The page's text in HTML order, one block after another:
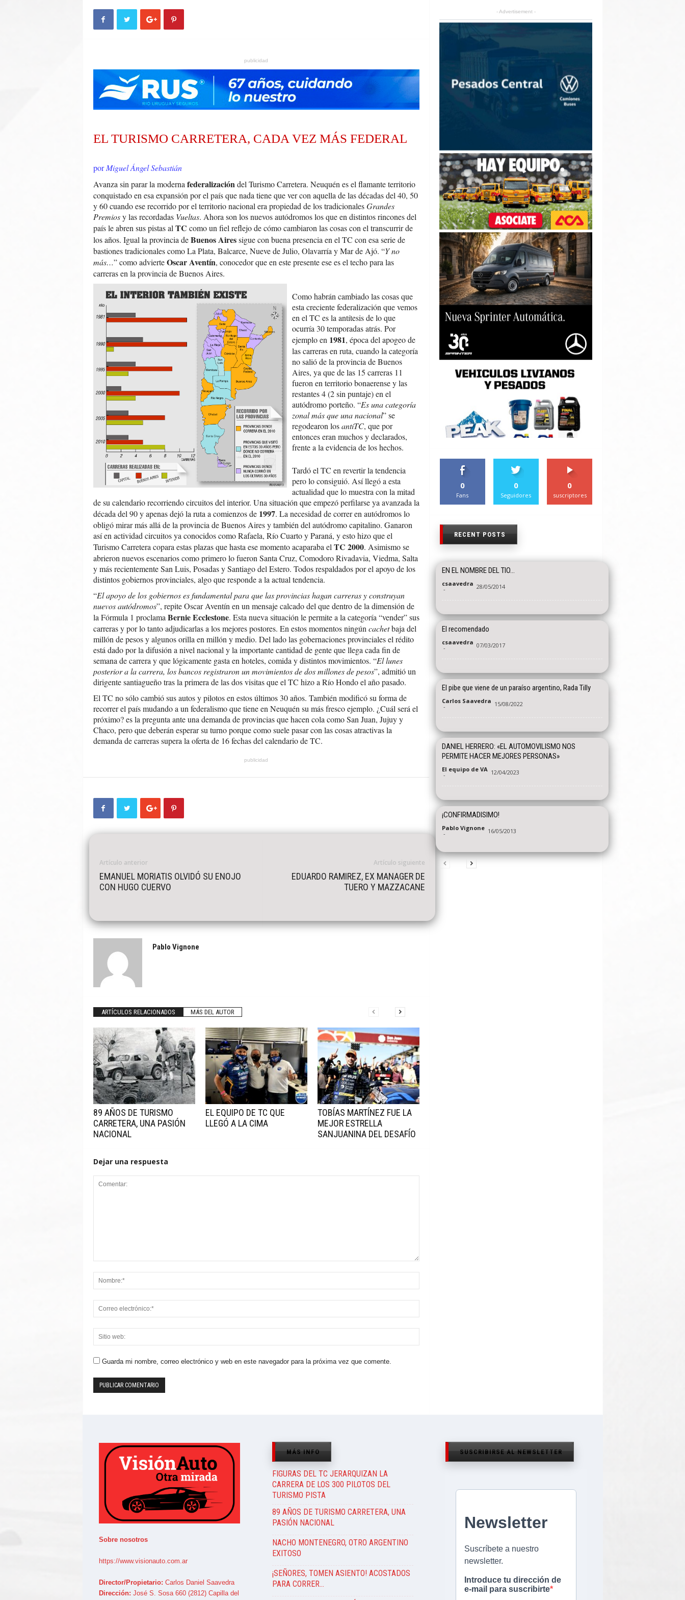
publicidad
EL TURISMO CARRETERA, CADA VEZ MÁS FEDERAL
porMiguel Ángel Sebastián
Avanza sin parar la moderna federalización del Turismo Carretera. Neuquén es el flamante territorio
conquistado en esa expansión por el país que nada tiene que ver con aquella de las décadas del 40, 50
y 60 cuando ese recorrido por el territorio nacional era propiedad de los tradicionalesGrandes
Premiosy las recordadas Vueltas. Ahora son los nuevos autódromos los que en distintos rincones del
país le abren sus pistas al TC como un fiel reflejo de cómo cambiaron las cosas con el transcurrir de
los años. Igual la provincia deBuenos Airessigue con buena presencia en el TC con esa serie de
bastiones tradicionales como La Plata, Balcarce, Nueve de Julio, Olavarría y Mar de Ajó. “Y no
más…” como advierteOscar Aventín, conocedor que en este presente ese es el techo para las
carreras en la provincia de Buenos Aires.
Como habrán cambiado las cosas que
esta creciente federalización que vemos
en el TC es la antítesis de lo que
ocurría 30 temporadas atrás. Por
ejemplo en 1981, época del apogeo de
las carreras en ruta, cuando la categoría
no salió de la provincia de Buenos
Aires, ya que de las 15 carreras 11
fueron en territorio bonaerense y las
restantes 4 (2 sin puntaje) en el
autódromo porteño. “Es una categoría
zonal más que una nacional” se
regodearon losantiTC, que por
entonces eran muchos y declarados,
frente a la evidencia de los hechos.
Tardó el TC en revertir la tendencia
pero lo consiguió. Así llegó a esta
actualidad que lo muestra con la mitad
de su calendario recorriendo circuitos del interior. Una situación que empezó perfilarse ya avanzada la
década del 90 y apenas dejó la ruta a comienzos de 1997. La necesidad de correr en autódromos lo
obligó mirar más allá de la provincia de Buenos Aires y también del autódromo capitalino. Ganaron
así en actividad circuitos ya conocidos como Rafaela, Río Cuarto y Paraná, y esto hizo que el
Turismo Carretera copara estas plazas que hasta ese momento acaparaba el TC 2000. Asimismo se
abrieron nuevos escenarios como primero lo fueron Santa Cruz, Comodoro Rivadavia, Viedma, Salta
y más recientemente San Luis, Posadas y Santiago del Estero. Todos respaldados por el apoyo de los
distintos gobiernos provinciales, algo que responde a la actual tendencia.
“El apoyo de los gobiernos es fundamental para que las provincias hagan carreras y construyan
nuevos autódromos”, repite Oscar Aventín en un mensaje calcado del que dentro de la dimensión de
la Fórmula 1 proclama Bernie Ecclestone. Esta nueva situación le permite a la categoría “vender” sus
carreras y por lo tanto adjudicarlas a los mejores postores. En estos momentos ningún cachetbaja del
millón de pesos y algunos orilla en millón y medio. Del lado las gobernaciones provinciales el rédito
está dado por la difusión a nivel nacional y la importante cantidad de gente que llega cada fin de
semana de carrera y que lógicamente gasta en hoteles, comida y distintos movimientos. “El lunes
posterior a la carrera, los bancos registraron un movimientos de dos millones de pesos”, admitió un
dirigente santiagueño tras la primera de las dos visitas que el TC hizo a Río Hondo el año pasado.
El TC no sólo cambió sus autos y pilotos en estos últimos 30 años. También modificó su forma de
recorrer el país mudando a un federalismo que tiene en Neuquén su más fresco ejemplo. ¿Cuál será el
próximo? es la pregunta ante una demanda de provincias que hacen cola como San Juan, Jujuy y
Chaco, pero que deberán esperar su turno porque como suele pasar con las cosas atractivas la
demanda de carreras supera la oferta de 16 fechas del calendario de TC.
publicidad
Artículo anterior
EMANUEL MORIATIS OLVIDÓ SU ENOJO
CON HUGO CUERVO
Artículo siguiente
EDUARDO RAMIREZ, EX MANAGER DE
TUERO Y MAZZACANE
Pablo Vignone
ARTÍCULOS RELACIONADOS MÁS DEL AUTOR
89 AÑOS DE TURISMO
CARRETERA, UNA PASIÓN
NACIONAL
EL EQUIPO DE TC QUE
LLEGÓ A LA CIMA
TOBÍAS MARTÍNEZ FUE LA
MEJOR ESTRELLA
SANJUANINA DEL DESAFÍO
Dejar una respuesta
Guarda mi nombre, correo electrónico y web en este navegador para la próxima vez que comente.
- Advertisement -
0
Fans
0
Seguidores
0
suscriptores
RECENT POSTS
EN EL NOMBRE DEL TIO…
csaavedra
- 28/05/2014
El recomendado
csaavedra
- 07/03/2017
El pibe que viene de un paraíso argentino, Rada Tilly
Carlos Saavedra
- 15/08/2022
DANIEL HERRERO: «EL AUTOMOVILISMO NOS
PERMITE HACER MEJORES PERSONAS»
El equipo de VA
- 12/04/2023
¡CONFIRMADISIMO!
Pablo Vignone
- 16/05/2013
Sobre nosotros
https://www.visionauto.com.ar
Director/Propietario: Carlos Daniel Saavedra
Dirección: José S. Sosa 660 (2812) Capilla del
MÁS INFO
FIGURAS DEL TC JERARQUIZAN LA
CARRERA DE LOS 300 PILOTOS DEL
TURISMO PISTA
89 AÑOS DE TURISMO CARRETERA, UNA
PASIÓN NACIONAL
NACHO MONTENEGRO, OTRO ARGENTINO
EXITOSO
¡SEÑORES, TOMEN ASIENTO! ACOSTADOS
PARA CORRER…
SUSCRIBIRSE AL NEWSLETTER